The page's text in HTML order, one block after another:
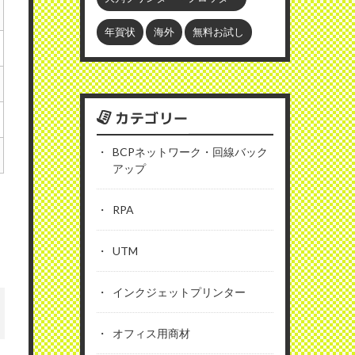
年賀状 海外 無料お試し
カテゴリー
BCPネットワーク・回線バック
アップ
RPA
UTM
インクジェットプリンター
オフィス用商材